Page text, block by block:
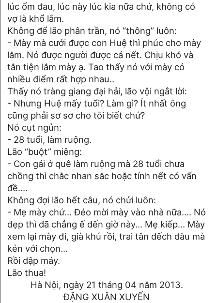
lúc ốm đau, lúc này lúc kia nữa chứ, không có
vợ là khổ lắm.
Không để lão phân trần, nó “thông” luôn:
- Mày mà cưới được con Huệ thì phúc cho mày
lắm. Nó được người được cả nết. Chịu khó và
tằn tiện lắm mày ạ. Tao thấy nó với mày có
nhiều điểm rất hợp nhau..
Thấy nó tràng giang đại hải, lão vội ngắt lời:
- Nhưng Huệ mấy tuổi? Làm gì? Ít nhất ông
cũng phải sơ sơ cho tôi biết chứ?
Nó cụt ngủn:
- 28 tuổi, làm ruộng.
Lão “buột” miệng:
- Con gái ở quê làm ruộng mà 28 tuổi chưa
chồng thì chắc nhan sắc hoặc tính nết có vấn
đề….
Không đợi lão hết câu, nó chửi luôn:
- Mẹ mày chứ... Đéo mời mày vào nhà nữa…. Nó
đẹp thì đã chẳng ế đến giờ này... Mẹ kiếp… Mày
xem lại mày đi, già khú rồi, trai tân đếch đâu mà
kén với chọn…
Rồi dập máy.
Lão thua!
Hà Nội, ngày 21 tháng 04 năm 2013.
ĐẶNG XUÂN XUYẾN